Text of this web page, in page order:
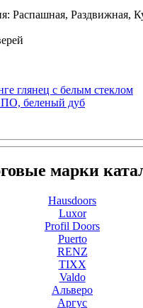
Распашная, Раздвижная,
глянец с белым стеклом
беленый дуб
марки
Hausdoors
Luxor
Profil Doors
Puerto
RENZ
TIXX
Valdo
Альверо
Аргус